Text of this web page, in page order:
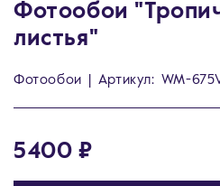
Фотообои
листья"
Фотообои Артикул: WM-
5400 ₽